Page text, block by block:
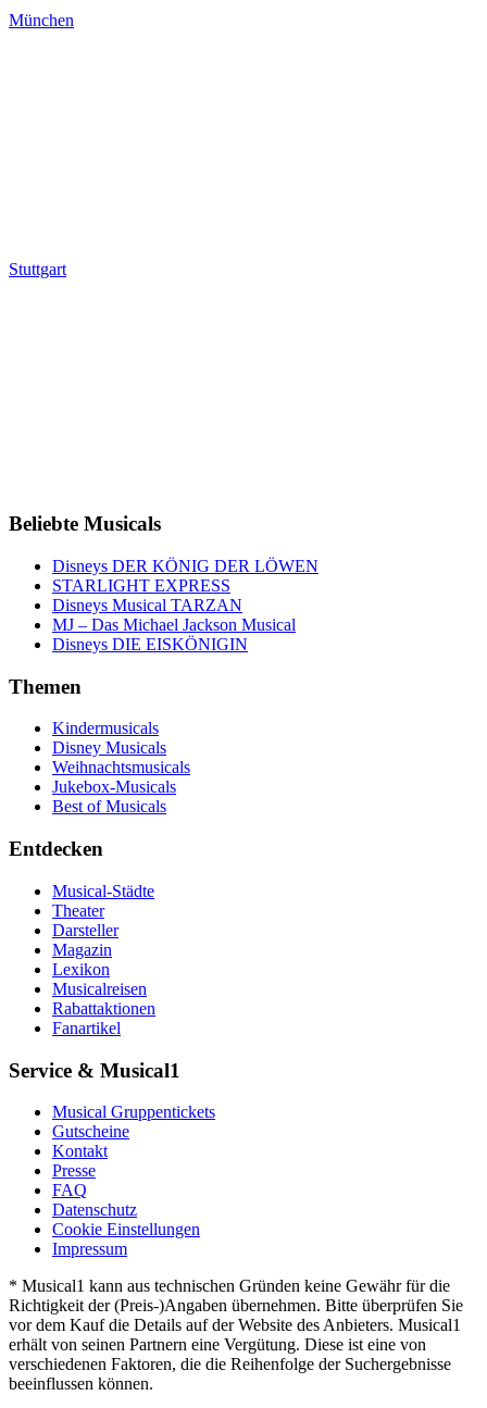
München
Stuttgart
Beliebte Musicals
Disneys DER KÖNIG DER LÖWEN
STARLIGHT EXPRESS
Disneys Musical TARZAN
MJ – Das Michael Jackson Musical
Disneys DIE EISKÖNIGIN
Themen
Kindermusicals
Disney Musicals
Weihnachtsmusicals
Jukebox-Musicals
Best of Musicals
Entdecken
Musical-Städte
Theater
Darsteller
Magazin
Lexikon
Musicalreisen
Rabattaktionen
Fanartikel
Service & Musical1
Musical Gruppentickets
Gutscheine
Kontakt
Presse
FAQ
Datenschutz
Cookie Einstellungen
Impressum
* Musical1 kann aus technischen Gründen keine Gewähr für die
Richtigkeit der (Preis-)Angaben übernehmen. Bitte überprüfen Sie
vor dem Kauf die Details auf der Website des Anbieters. Musical1
erhält von seinen Partnern eine Vergütung. Diese ist eine von
verschiedenen Faktoren, die die Reihenfolge der Suchergebnisse
beeinflussen können.